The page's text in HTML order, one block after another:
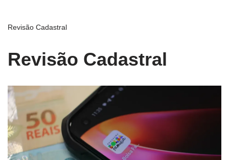
Revisão Cadastral
Revisão Cadastral